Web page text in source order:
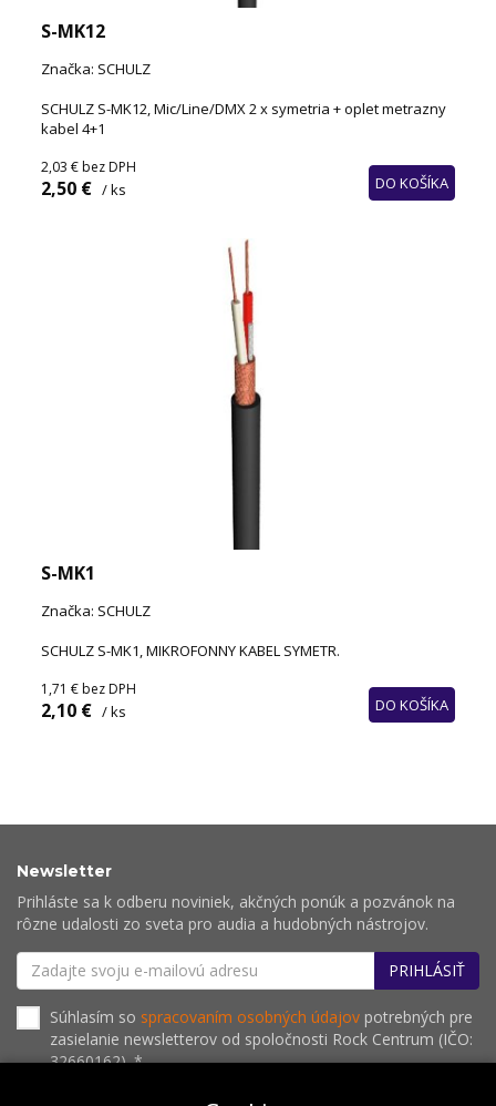
S-MK12
Značka: SCHULZ
SCHULZ S-MK12, Mic/Line/DMX 2 x symetria + oplet metrazny
kabel 4+1
2,03 € bez DPH
2,50 € / ks DO KOŠÍKA
S-MK1
Značka: SCHULZ
SCHULZ S-MK1, MIKROFONNY KABEL SYMETR.
1,71 € bez DPH
2,10 € / ks DO KOŠÍKA
Newsletter
Prihláste sa k odberu noviniek, akčných ponúk a pozvánok na
rôzne udalosti zo sveta pro audia a hudobných nástrojov.
PRIHLÁSIŤ
Súhlasím so spracovaním osobných údajov potrebných pre
zasielanie newsletterov od spoločnosti Rock Centrum (IČO:
32660162). *